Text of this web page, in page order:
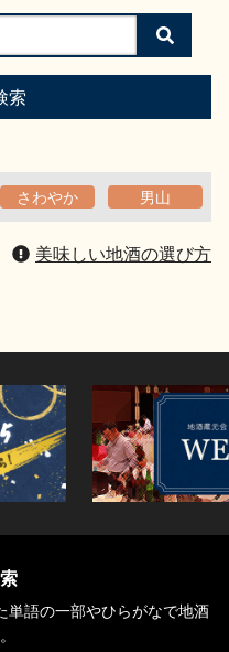
検
索
す
索
さわやか 男山
美味しい地酒の選び方
単語の一部やひらがなで地酒